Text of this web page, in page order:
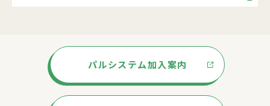
パルシステム加入案内